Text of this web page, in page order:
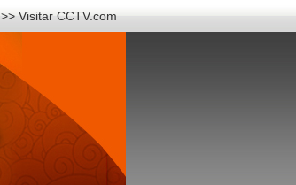
>> Visitar CCTV.com